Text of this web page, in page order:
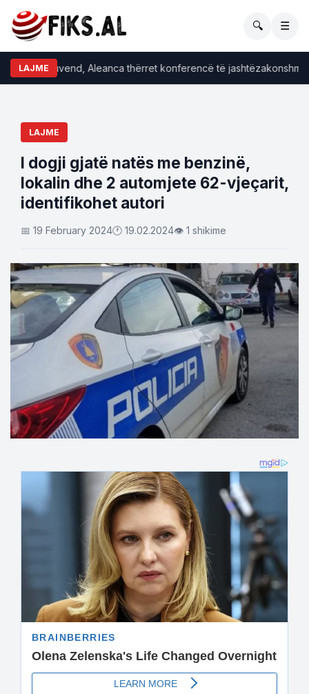
🔍 ☰
LAJME
në Kuvend, Aleanca thërret konferencë të jashtëzakonshme
LAJME
I dogji gjatë natës me benzinë,
lokalin dhe 2 automjete 62-vjeçarit,
identifikohet autori
📅 19 February 2024🕐 19.02.2024👁 1 shikime